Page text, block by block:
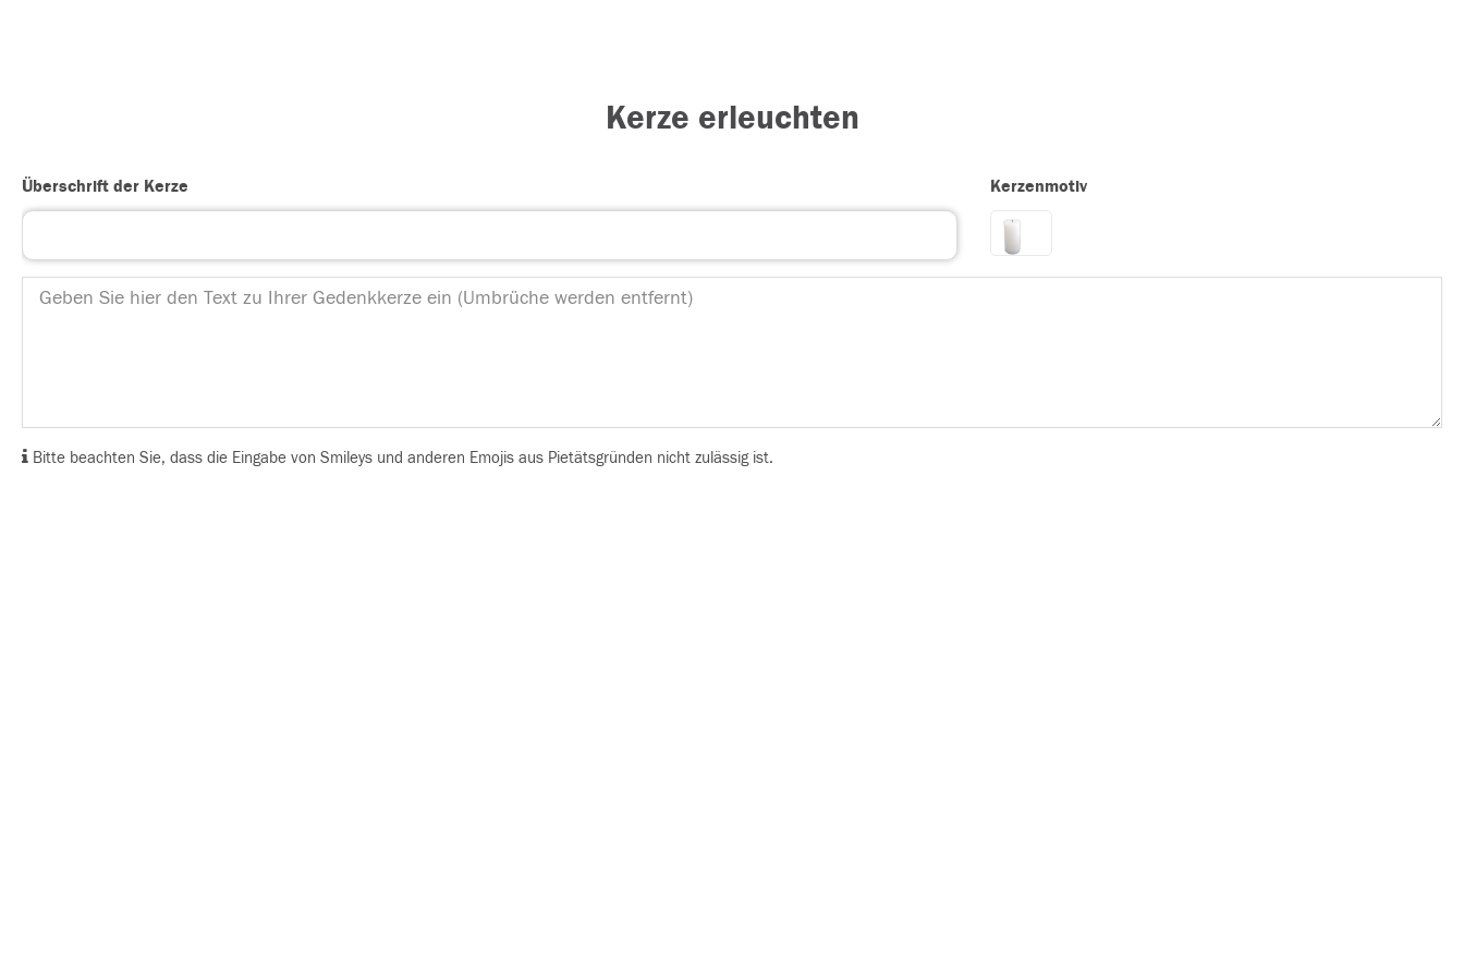
Kerze erleuchten
Überschrift der Kerze Kerzenmotiv
Bitte beachten Sie, dass die Eingabe von Smileys und anderen Emojis aus Pietätsgründen nicht zulässig ist.